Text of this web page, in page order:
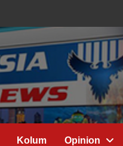
Kolum Opinion